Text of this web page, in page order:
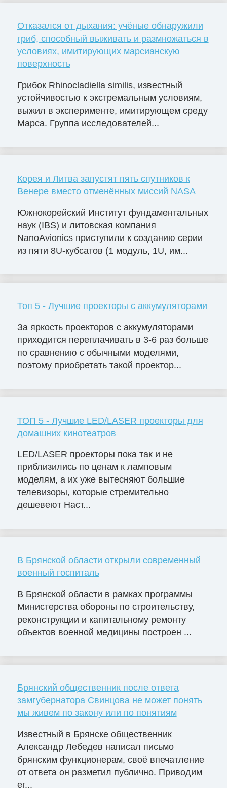
Отказался от дыхания: учёные обнаружили
гриб, способный выживать и размножаться в
условиях, имитирующих марсианскую
поверхность
Грибок Rhinocladiella similis, известный
устойчивостью к экстремальным условиям,
выжил в эксперименте, имитирующем среду
Марса. Группа исследователей...
Корея и Литва запустят пять спутников к
Венере вместо отменённых миссий NASA
Южнокорейский Институт фундаментальных
наук (IBS) и литовская компания
NanoAvionics приступили к созданию серии
из пяти 8U-кубсатов (1 модуль, 1U, им...
Топ 5 - Лучшие проекторы с аккумуляторами
За яркость проекторов с аккумуляторами
приходится переплачивать в 3-6 раз больше
по сравнению с обычными моделями,
поэтому приобретать такой проектор...
ТОП 5 - Лучшие LED/LASER проекторы для
домашних кинотеатров
LED/LASER проекторы пока так и не
приблизились по ценам к ламповым
моделям, а их уже вытесняют большие
телевизоры, которые стремительно
дешевеют Наст...
В Брянской области открыли современный
военный госпиталь
В Брянской области в рамках программы
Министерства обороны по строительству,
реконструкции и капитальному ремонту
объектов военной медицины построен ...
Брянский общественник после ответа
замгубернатора Свинцова не может понять
мы живем по закону или по понятиям
Известный в Брянске общественник
Александр Лебедев написал письмо
брянским функционерам, своё впечатление
от ответа он разметил публично. Приводим
ег...